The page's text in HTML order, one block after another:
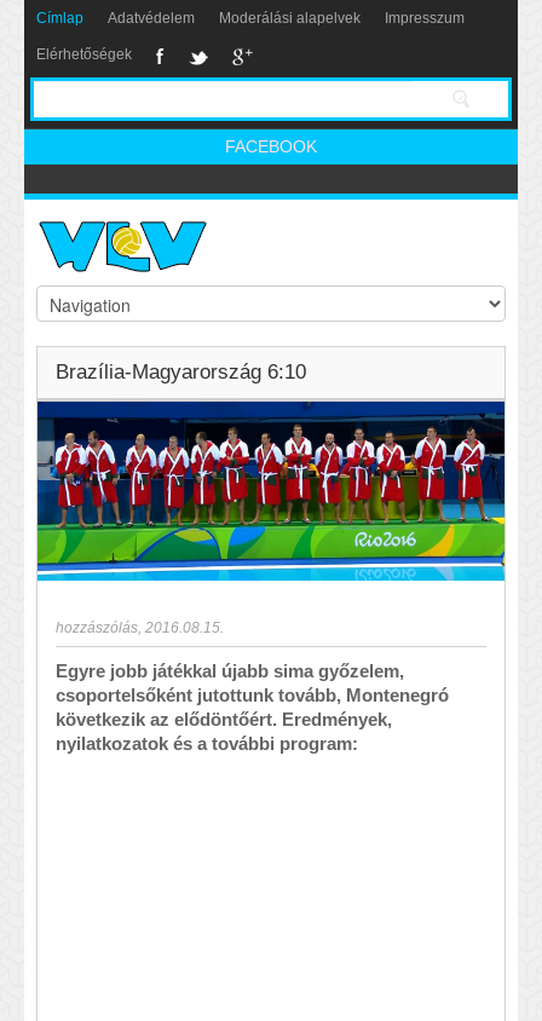
Címlap Adatvédelem Moderálási alapelvek Impresszum
Elérhetőségek
FACEBOOK
Brazília-Magyarország 6:10
hozzászólás 2016.08.15.
Egyre jobb játékkal újabb sima győzelem,
csoportelsőként jutottunk tovább, Montenegró
következik az elődöntőért. Eredmények,
nyilatkozatok és a további program: